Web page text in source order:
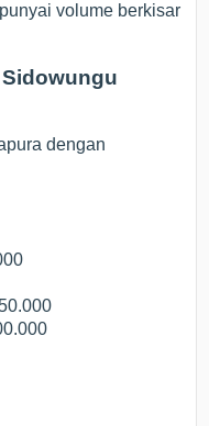
volume berkisar
dengan